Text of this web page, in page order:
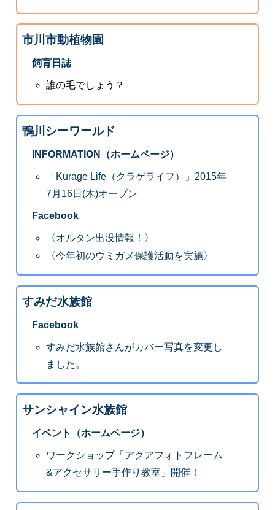
市川市動植物園
飼育日誌
誰の毛でしょう？
鴨川シーワールド
INFORMATION（ホームページ）
「Kurage Life（クラゲライフ）」2015年
7月16日(木)オープン
Facebook
〈オルタン出没情報！〉
〈今年初のウミガメ保護活動を実施〉
すみだ水族館
Facebook
すみだ水族館さんがカバー写真を変更し
ました。
サンシャイン水族館
イベント（ホームページ）
ワークショップ「アクアフォトフレーム
&アクセサリー手作り教室」開催！